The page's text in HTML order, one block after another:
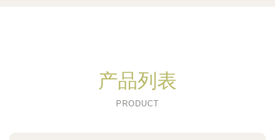
产品列表
PRODUCT